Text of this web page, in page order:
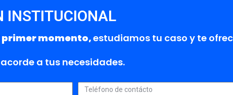
INSTITUCIONAL
primer momento,estudiamos tu caso y te
a tus necesidades.